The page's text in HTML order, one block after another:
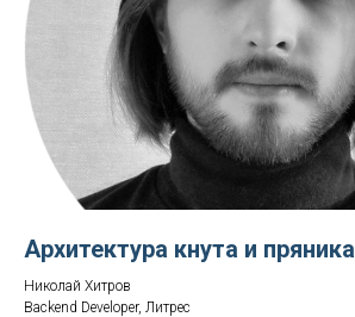
Архитектура кнута и пряника
Николай Хитров
Backend Developer, Литрес